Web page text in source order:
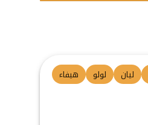
ليان لولو هيفاء